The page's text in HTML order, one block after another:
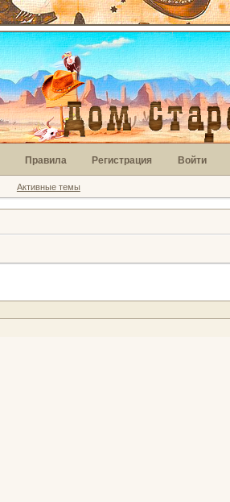
Правила Регистрация Войти
Активные темы